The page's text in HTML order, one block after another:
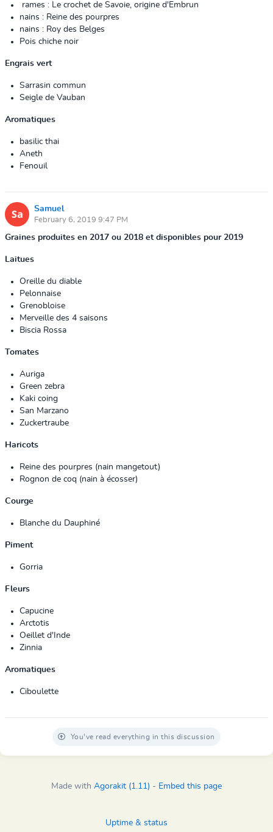
rames : Le crochet de Savoie, origine d'Embrun
nains : Reine des pourpres
nains : Roy des Belges
Pois chiche noir
Engrais vert
Sarrasin commun
Seigle de Vauban
Aromatiques
basilic thai
Aneth
Fenouil
Samuel
February 6, 2019 9:47 PM
Graines produites en 2017 ou 2018 et disponibles pour 2019
Laitues
Oreille du diable
Pelonnaise
Grenobloise
Merveille des 4 saisons
Biscia Rossa
Tomates
Auriga
Green zebra
Kaki coing
San Marzano
Zuckertraube
Haricots
Reine des pourpres (nain mangetout)
Rognon de coq (nain à écosser)
Courge
Blanche du Dauphiné
Piment
Gorria
Fleurs
Capucine
Arctotis
Oeillet d'Inde
Zinnia
Aromatiques
Ciboulette
You've read everything in this discussion
Made with Agorakit (1.11) - Embed this page
Uptime & status